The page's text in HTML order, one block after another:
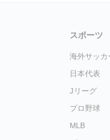
スポーツ
海外サッカ
日本代表
Jリーグ
プロ野球
MLB